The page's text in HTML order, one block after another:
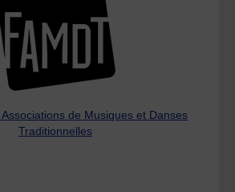
de Musiques et Danses
Traditionnelles